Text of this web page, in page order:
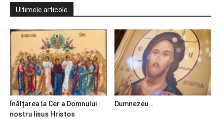
Ultimele articole
Înălțarea la Cer a Domnului
nostru Iisus Hristos
Dumnezeu…